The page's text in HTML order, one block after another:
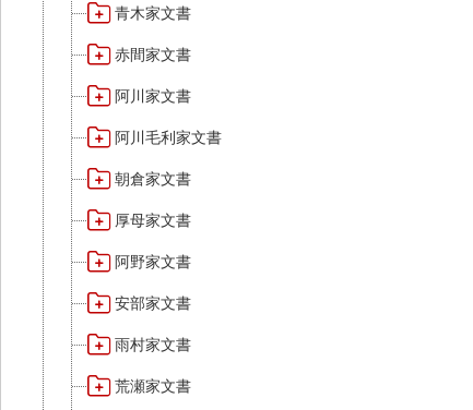
青木家文書
赤間家文書
阿川家文書
阿川毛利家文書
朝倉家文書
厚母家文書
阿野家文書
安部家文書
雨村家文書
荒瀬家文書